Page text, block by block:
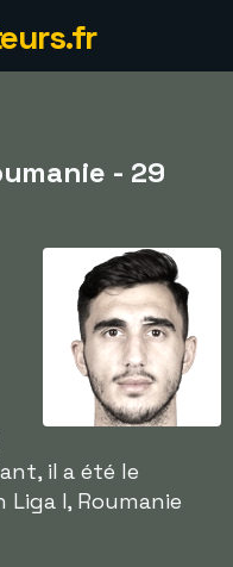
- 29
il a été le
I, Roumanie